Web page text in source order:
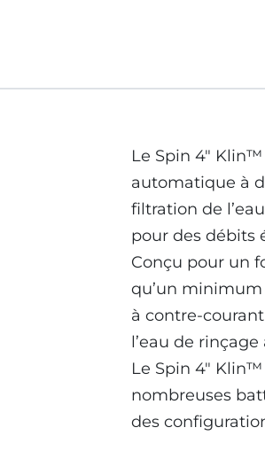
Le Spin 4″
automatique à
filtration de
pour des débits
Conçu pour un
qu’un minimum
à contre-
l’eau de
Le Spin 4″
nombreuses
des